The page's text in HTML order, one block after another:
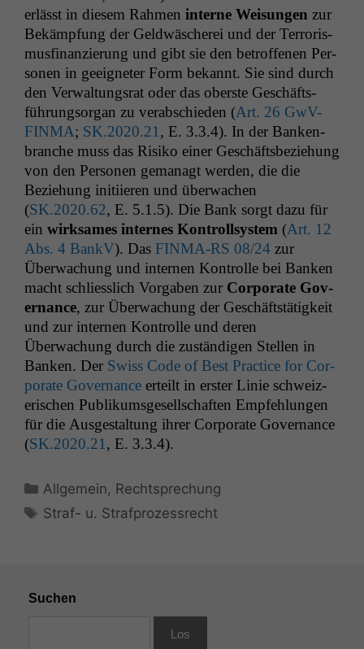
erlässt in diesem Rah­men interne Weisun­gen zur
Bekämp­fung der Geld­wäscherei und der Ter­ror­is­
mus­fi­nanzierung und gibt sie den betrof­fe­nen Per­
so­n­en in geeigneter Form bekan­nt. Sie sind durch
den Ver­wal­tungsrat oder das ober­ste Geschäfts­
führung­sor­gan zu ver­ab­schieden (Art. 26 GwV-
FIN­MA; SK.2020.21 , E. 3.3.4). In der Banken­
branche muss das Risiko ein­er Geschäfts­beziehung
von den Per­so­n­en gem­anagt wer­den, die die
Beziehung ini­ti­ieren und überwachen
(SK.2020.62, E. 5.1.5). Die Bank sorgt dazu für
ein wirk­sames internes Kon­troll­sys­tem (Art. 12
Abs. 4 BankV). Das FINMA-RS 08/24 zur
Überwachung und inter­nen Kon­trolle bei Banken
macht schliesslich Vor­gaben zur Cor­po­rate Gov­
er­nance, zur Überwachung der Geschäft­stätigkeit
und zur inter­nen Kon­trolle und deren
Überwachung durch die zuständi­gen Stellen in
Banken. Der Swiss Code of Best Prac­tice for Cor­
po­rate Gov­er­nance erteilt in erster Lin­ie schweiz­
erischen Pub­likums­ge­sellschaften Empfehlun­gen
für die Aus­gestal­tung ihrer Cor­po­rate Gov­er­nance
(SK.2020.21 , E. 3.3.4).
Kategorien
Allgemein, Rechtsprechung
Schlagwörter
Straf- u. Strafprozessrecht
Suchen